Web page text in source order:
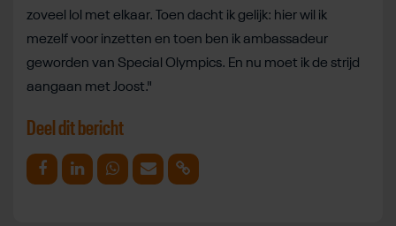
zoveel lol met elkaar. Toen dacht ik gelijk: hier wil ik
mezelf voor inzetten en toen ben ik ambassadeur
geworden van Special Olympics. En nu moet ik de strijd
aangaan met Joost."
Deel dit bericht
Deel op Facebook
Deel op LinkedinDeel op Whatsapp
Mail link Kopieer link